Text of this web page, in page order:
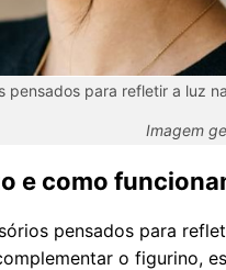
pensados para refletir a luz
Imagem
e como
pensados para
o figurino,